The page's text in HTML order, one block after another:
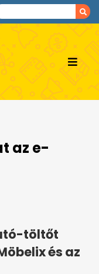
az e-
töltőt
és az